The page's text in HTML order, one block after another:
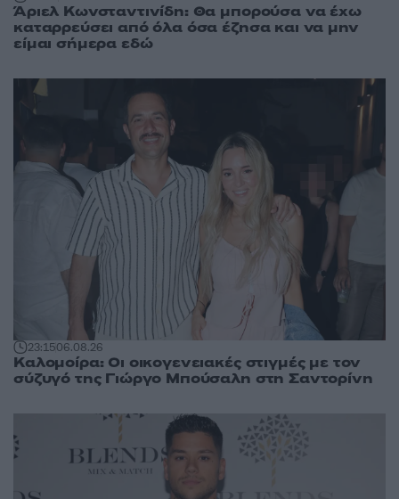
Άριελ Κωνσταντινίδη: Θα μπορούσα να έχω
καταρρεύσει από όλα όσα έζησα και να μην
είμαι σήμερα εδώ
23:1506.08.26
Καλομοίρα: Οι οικογενειακές στιγμές με τον
σύζυγό της Γιώργο Μπούσαλη στη Σαντορίνη